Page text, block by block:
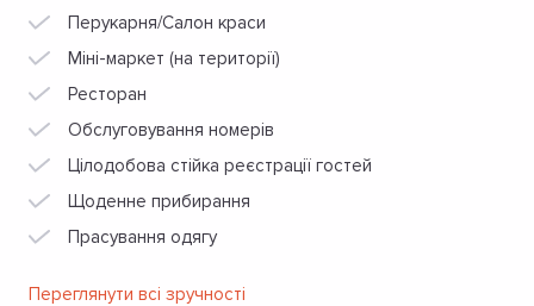
Перукарня/Салон краси
Міні-маркет (на території)
Ресторан
Обслуговування номерів
Цілодобова стійка реєстрації гостей
Щоденне прибирання
Прасування одягу
Переглянути всі зручності